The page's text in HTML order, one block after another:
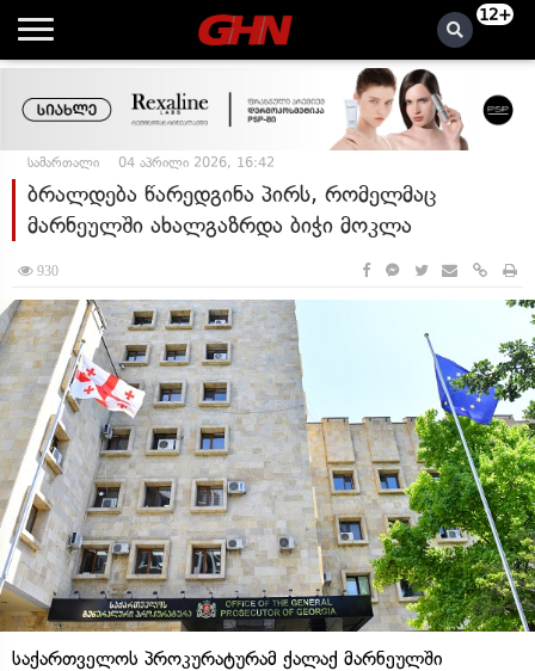
12+
სამართალი 04 აპრილი 2026, 16:42
ბრალდება წარედგინა პირს, რომელმაც
მარნეულში ახალგაზრდა ბიჭი მოკლა
930
საქართველოს პროკურატურამ ქალაქ მარნეულში